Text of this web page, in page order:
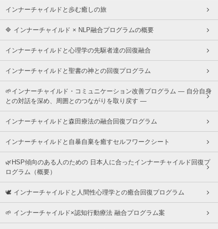
インナーチャイルドと歩む癒しの旅
🔷 インナーチャイルド × NLP融合プログラムの概要
インナーチャイルドと心理学の先駆者達の回復融合
インナーチャイルドと聖書の神との回復プログラム
🌱インナーチャイルド・コミュニケーション改善プログラム ― 自分自身
との対話を深め、周囲とのつながりを取り戻す ―
インナーチャイルドと森田療法の融合回復プログラム
インナーチャイルドと自暴自棄を癒すセルフワークシート
🌿HSP傾向のある人のための 日本人に合ったインナーチャイルド回復プ
ログラム（概要）
🕊 インナーチャイルドと人間性心理学との癒合回復プログラム
🌱 インナーチャイルド×認知行動療法 融合プログラム案